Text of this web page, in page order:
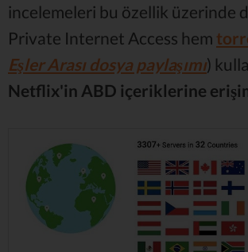
incelemeleri bu özellik üzerinde
Private Internet Access hem
Eşler Arası dosya paylaşımı)
Netflix'in ABD içeriklerine